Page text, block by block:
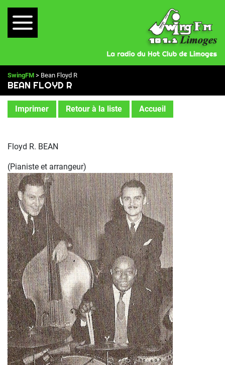
SwingFM > Bean Floyd R
BEAN FLOYD R
Imprimer Retour à la liste Accueil
Floyd R. BEAN
(Pianiste et arrangeur)